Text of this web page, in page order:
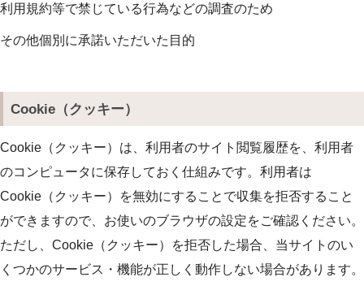
利用規約等で禁じている行為などの調査のため
その他個別に承諾いただいた目的
Cookie（クッキー）
Cookie（クッキー）は、利用者のサイト閲覧履歴を、利用者
のコンピュータに保存しておく仕組みです。利用者は
Cookie（クッキー）を無効にすることで収集を拒否すること
ができますので、お使いのブラウザの設定をご確認ください。
ただし、Cookie（クッキー）を拒否した場合、当サイトのい
くつかのサービス・機能が正しく動作しない場合があります。